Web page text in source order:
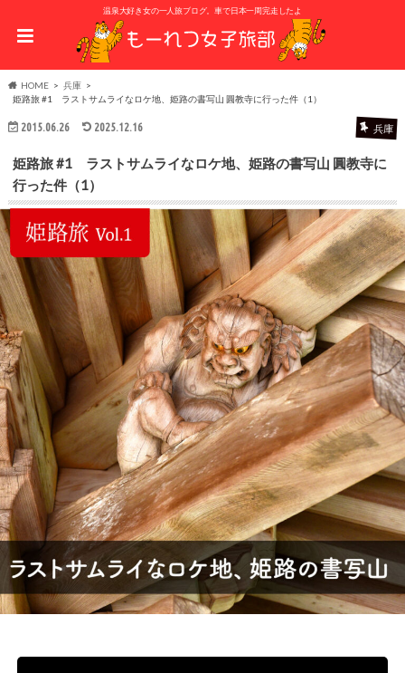
温泉大好き女の一人旅ブログ。車で日本一周完走したよ
HOME
兵庫
姫路旅 #1 ラストサムライなロケ地、姫路の書写山 圓教寺に行った件（1）
2015.06.26 2025.12.16 兵庫
姫路旅 #1 ラストサムライなロケ地、姫路の書写山 圓教寺に
行った件（1）